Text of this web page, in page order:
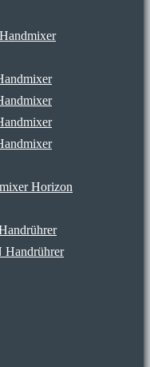
Horizon
Handrührer